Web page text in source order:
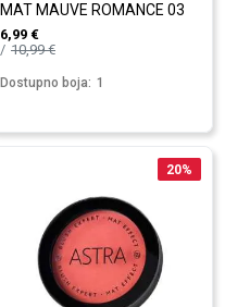
MAT MAUVE ROMANCE 03
6,99 €
10,99€
Dostupno boja: 1
20%